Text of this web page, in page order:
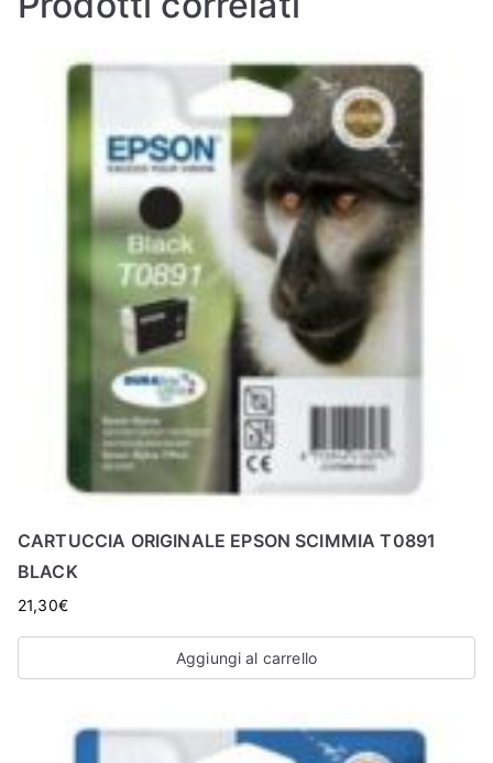
CARTUCCIA ORIGINALE EPSON SCIMMIA T0891
BLACK
21,30€
Aggiungi al carrello